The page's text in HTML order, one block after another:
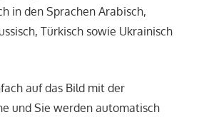
in den Sprachen Arabisch,
Türkisch sowie Ukrainisch
auf das Bild mit der
und Sie werden automatisch